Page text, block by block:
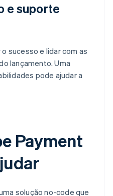
e suporte
sucesso e lidar com as
lançamento. Uma
pode ajudar a
Payment
solução no-code que